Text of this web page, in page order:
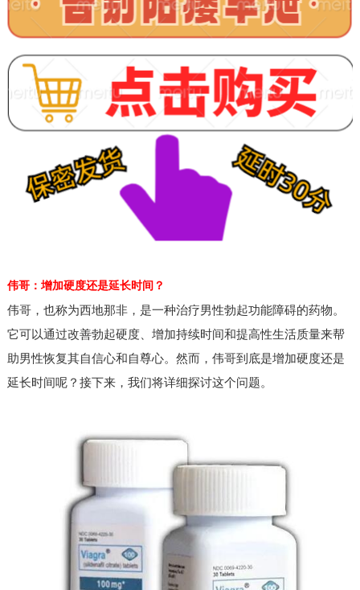
伟哥：增加硬度还是延长时间？
伟哥，也称为西地那非，是一种治疗男性勃起功能障碍的药物。
它可以通过改善勃起硬度、增加持续时间和提高性生活质量来帮
助男性恢复其自信心和自尊心。然而，伟哥到底是增加硬度还是
延长时间呢？接下来，我们将详细探讨这个问题。